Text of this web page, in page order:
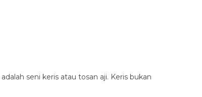
seni keris atau tosan aji. Keris bukan